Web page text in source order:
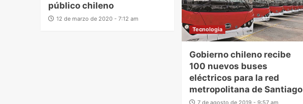
público chileno
12 de marzo de 2020 - 7:12 am
Tecnologia
Gobierno chileno recibe
100 nuevos buses
eléctricos para la red
metropolitana de Santiago
7 de agosto de 2019 - 9:57 am